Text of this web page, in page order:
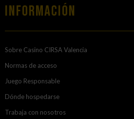
Información
Sobre Casino CIRSA Valencia
Normas de acceso
Juego Responsable
Dónde hospedarse
Trabaja con nosotros